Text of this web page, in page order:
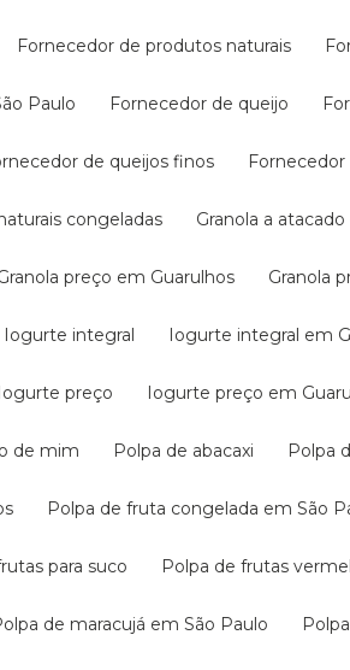
Fornecedor de produtos naturais
Paulo Fornecedor de queijo
de queijos finos
naturais congeladas Granola a
Granola preço em Guarulhos Granola
Iogurte integral Iogurte integral em
Iogurte preço Iogurte preço em
de mim Polpa de abacaxi
Polpa de fruta congelada em São
para suco Polpa de frutas
Polpa de maracujá em São Paulo